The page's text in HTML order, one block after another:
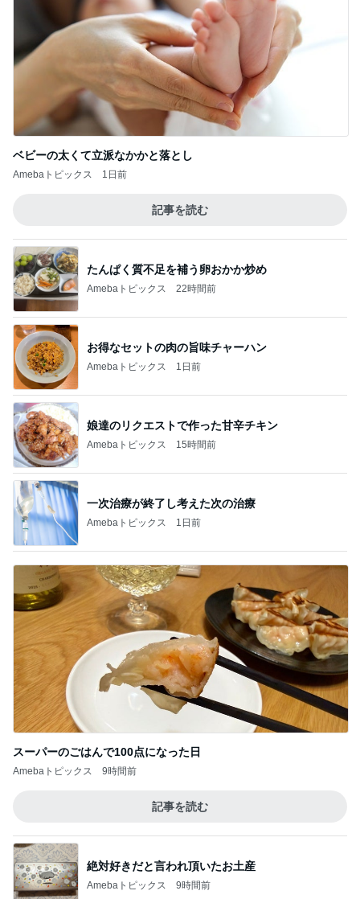
ベビーの太くて立派なかかと落とし
Amebaトピックス 1日前
記事を読む
たんぱく質不足を補う卵おかか炒め
Amebaトピックス 22時間前
お得なセットの肉の旨味チャーハン
Amebaトピックス 1日前
娘達のリクエストで作った甘辛チキン
Amebaトピックス 15時間前
一次治療が終了し考えた次の治療
Amebaトピックス 1日前
スーパーのごはんで100点になった日
Amebaトピックス 9時間前
記事を読む
絶対好きだと言われ頂いたお土産
Amebaトピックス 9時間前